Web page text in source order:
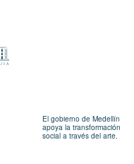
El gobierno de Medellín
apoya la transformación
social a través del arte.